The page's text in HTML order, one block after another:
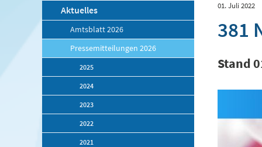
Aktuelles
Amtsblatt 2026
Pressemitteilungen 2026
2025
2024
2023
2022
2021
01. Juli 2022
381
Stand